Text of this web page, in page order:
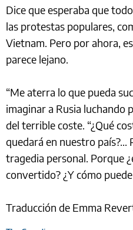
Dice que esperaba que
las protestas populares,
Vietnam. Pero por ahora,
parece lejano.
“Me aterra lo que pueda
imaginar a Rusia luchando
del terrible coste. “¿Qué
quedará en nuestro país?...
tragedia personal. Porque
convertido? ¿Y cómo
Traducción de Emma